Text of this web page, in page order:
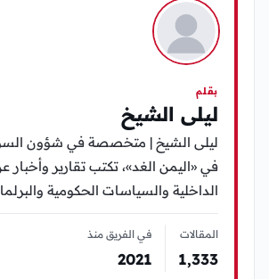
بقلم
ليلى الشيخ
ليلى الشيخ | متخصصة في شؤون
في «اليمن الغد»، تكتب تقارير
الداخلية والسياسات الحكومية
المقالات
1٬333
في الفريق منذ
2021